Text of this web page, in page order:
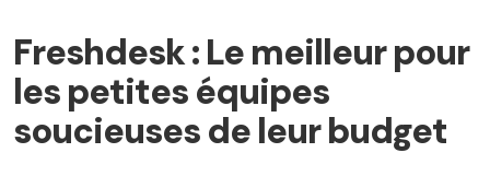
Freshdesk : Le meilleur pour
les petites équipes
soucieuses de leur budget